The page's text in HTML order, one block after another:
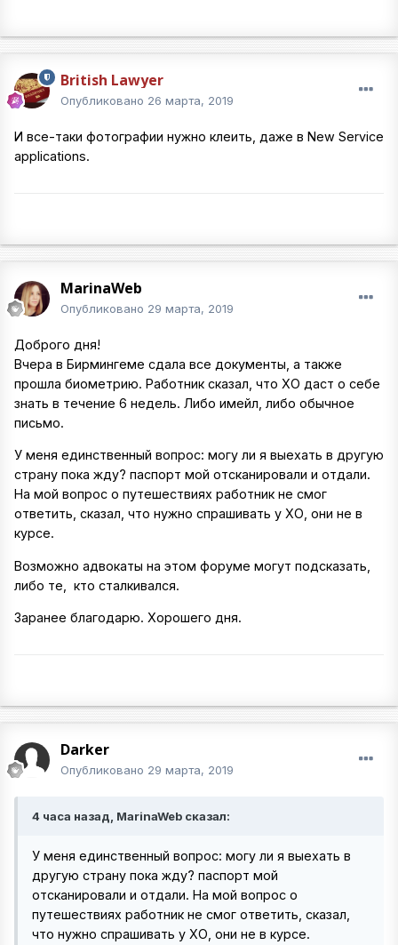
British Lawyer
Опубликовано 26 марта, 2019
И все-таки фотографии нужно клеить, даже в New Service
applications.
MarinaWeb
Опубликовано 29 марта, 2019
Доброго дня!
Вчера в Бирмингеме сдала все документы, а также
прошла биометрию. Работник сказал, что ХО даст о себе
знать в течение 6 недель. Либо имейл, либо обычное
письмо.
У меня единственный вопрос: могу ли я выехать в другую
страну пока жду? паспорт мой отсканировали и отдали.
На мой вопрос о путешествиях работник не смог
ответить, сказал, что нужно спрашивать у ХО, они не в
курсе.
Возможно адвокаты на этом форуме могут подсказать,
либо те, кто сталкивался.
Заранее благодарю. Хорошего дня.
Darker
Опубликовано 29 марта, 2019
4 часа назад, MarinaWeb сказал:
У меня единственный вопрос: могу ли я выехать в
другую страну пока жду? паспорт мой
отсканировали и отдали. На мой вопрос о
путешествиях работник не смог ответить, сказал,
что нужно спрашивать у ХО, они не в курсе.